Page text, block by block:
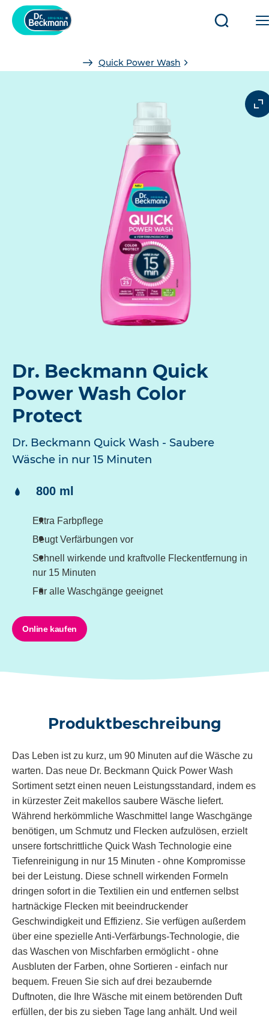
Quick Power Wash
Dr. Beckmann Quick
Power Wash Color
Protect
Dr. Beckmann Quick Wash - Saubere
Wäsche in nur 15 Minuten
Inhalt:800 ml
Extra Farbpflege
Beugt Verfärbungen vor
Schnell wirkende und kraftvolle Fleckentfernung in
nur 15 Minuten
Für alle Waschgänge geeignet
Online kaufen
Produktbeschreibung
Das Leben ist zu kurz, um 90 Minuten auf die Wäsche zu
warten. Das neue Dr. Beckmann Quick Power Wash
Sortiment setzt einen neuen Leistungsstandard, indem es
in kürzester Zeit makellos saubere Wäsche liefert.
Während herkömmliche Waschmittel lange Waschgänge
benötigen, um Schmutz und Flecken aufzulösen, erzielt
unsere fortschrittliche Quick Wash Technologie eine
Tiefenreinigung in nur 15 Minuten - ohne Kompromisse
bei der Leistung. Diese schnell wirkenden Formeln
dringen sofort in die Textilien ein und entfernen selbst
hartnäckige Flecken mit beeindruckender
Geschwindigkeit und Effizienz. Sie verfügen außerdem
über eine spezielle Anti-Verfärbungs-Technologie, die
das Waschen von Mischfarben ermöglicht - ohne
Ausbluten der Farben, ohne Sortieren - einfach nur
bequem. Freuen Sie sich auf drei bezaubernde
Duftnoten, die Ihre Wäsche mit einem betörenden Duft
erfüllen, der bis zu sieben Tage lang anhält. Und weil